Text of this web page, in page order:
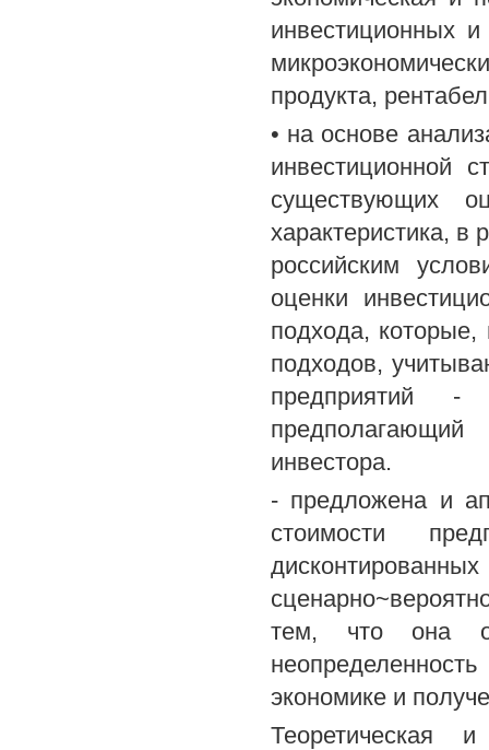
инвестиционных
продукта,
• на основе
инвестиционной
существующих
характеристика, в
российским
оценки
подхода, которые,
подходов,
предприятий -
инвестора.
- предложена и
стоимости
тем, что она
экономике и
Теоретическая